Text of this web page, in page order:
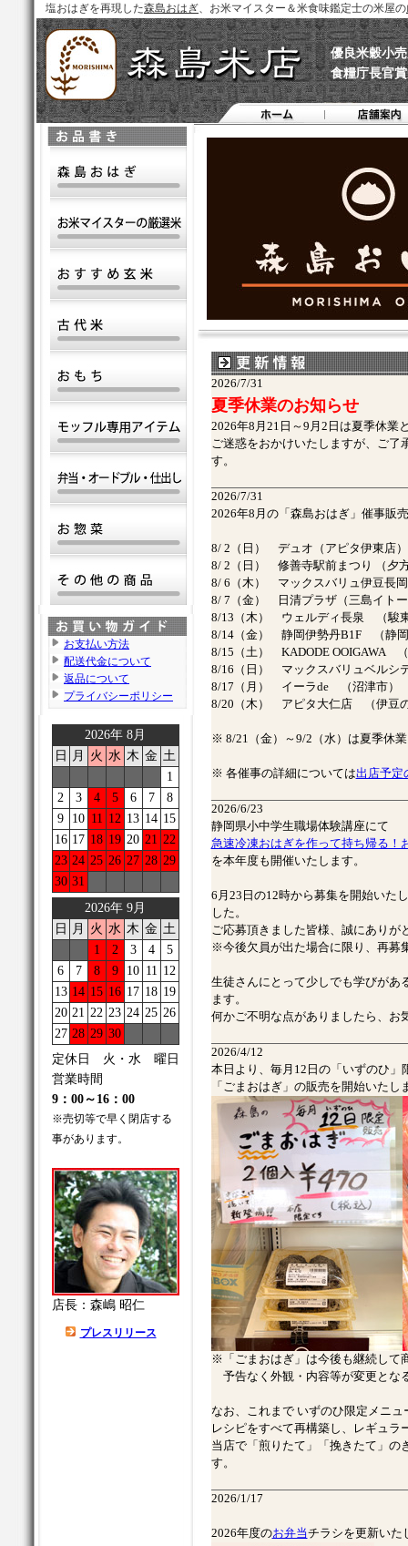
塩おはぎを再現した森島おはぎ、お米マイスター＆米食味鑑定士の米屋の
優良米穀小
食糧庁長官
お支払い方法
配送代金について
返品について
プライバシーポリシー
2026年 8月
日
月 火 水 木 金 土
1
2
3 4 5 6 7
8
9
10 11 12 13 14 15
16 17 18 19 20 21 22
23 24 25 26 27 28 29
30 31
2026年 9月
日
月 火 水 木 金 土
1
2 3 4
5
6
7 8 9 10 11 12
13 14 15 16 17 18 19
20 21 22 23 24 25 26
27 28 29 30
定休日 火・水 曜日
営業時間
9：00～16：00
※売切等で早く閉店する
事があります。
店長：森嶋 昭仁
プレスリリース
2026/7/31
夏季休業のお知らせ
2026年8月21日～9月2日は夏季休業
ご迷惑をおかけいたしますが、ご了
す。
2026/7/31
2026年8月の「森島おはぎ」催事販
8/ 2（日） デュオ（アピタ伊東店
8/ 2（日） 修善寺駅前まつり （夕
8/ 6（木） マックスバリュ伊豆長
8/ 7（金） 日清プラザ（三島イト
8/13（木） ウェルディ長泉 （駿
8/14（金） 静岡伊勢丹B1F （静
8/15（土） KADODE OOIGAWA
8/16（日） マックスバリュベルシ
8/17（月） イーラde （沼津市）
8/20（木） アピタ大仁店 （伊豆
※ 8/21（金）～9/2（水）は夏季休
※ 各催事の詳細については出店予定
2026/6/23
静岡県小中学生職場体験講座にて
急速冷凍おはぎを作って持ち帰る！
を本年度も開催いたします。
6月23日の12時から募集を開始いた
した。
ご応募頂きました皆様、誠にありが
※今後欠員が出た場合に限り、再募
生徒さんにとって少しでも学びがあ
ます。
何かご不明な点がありましたら、お
2026/4/12
本日より、毎月12日の「いずのひ」
「ごまおはぎ」の販売を開始いたし
※「ごまおはぎ」は今後も継続して
予告なく外観・内容等が変更とな
なお、これまで いずのひ限定メニ
レシピをすべて再構築し、レギュラ
当店で「煎りたて」「挽きたて」の
す。
2026/1/17
2026年度のお弁当チラシを更新いた